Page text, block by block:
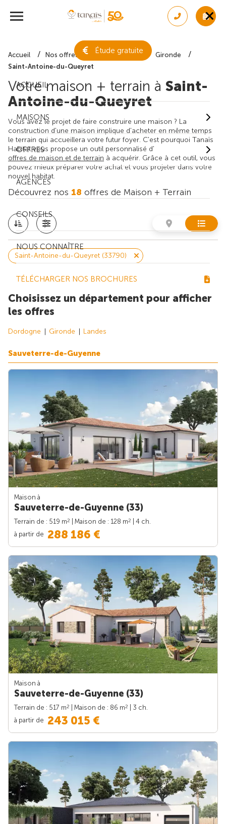
Étude gratuite
ACCUEIL
MAISONS
OFFRES
AGENCES
CONSEILS
NOUS CONNAÎTRE
TÉLÉCHARGER NOS BROCHURES
Accueil Nos offres de maison + terrain
Gironde
Saint-Antoine-du-Queyret
Votre maison + terrain à Saint-
Antoine-du-Queyret
Vous avez le projet de faire construire une maison ? La
construction d'une maison implique d'acheter en même temps
le terrain qui accueillera votre futur foyer. C'est pourquoi Tanaïs
Habitat vous propose un outil personnalisé d'
offres de maison et de terrain à acquérir. Grâce à cet outil, vous
pouvez mieux préparer votre achat et vous projeter dans votre
nouvel habitat.
Découvrez nos 18 offres de Maison + Terrain
Saint-Antoine-du-Queyret (33790)
Choisissez un département pour afficher
les offres
Dordogne Gironde Landes
Sauveterre-de-Guyenne
Maison à
Sauveterre-de-Guyenne (33)
Terrain de : 519 m2 | Maison de : 128 m2
| 4 ch.
à partir de 288 186 €
Maison à
Sauveterre-de-Guyenne (33)
Terrain de : 517 m2 | Maison de : 86 m2
| 3 ch.
à partir de 243 015 €